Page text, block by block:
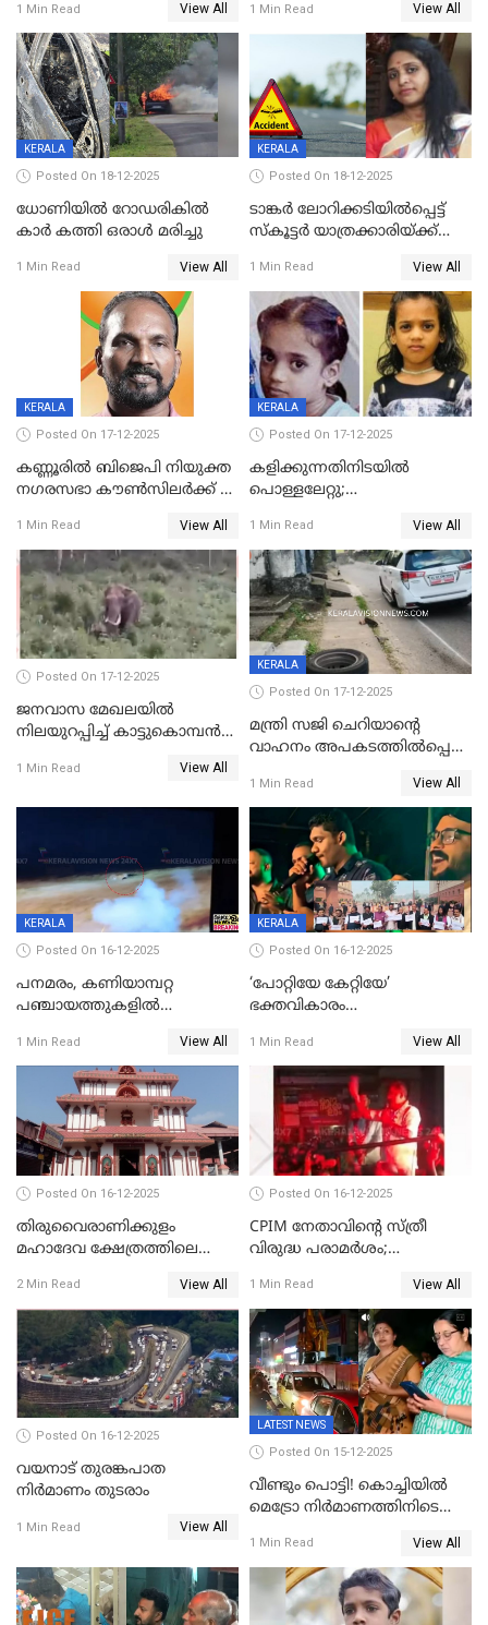
കരണത്തടിച്ചു; CC ടിവി
ദൃശ്യങ്ങൾ പുറത്ത്
1 Min Read View All
വാർഡിലെ എൽഡിഎഫ്
സ്ഥാനാർത്ഥി
1 Min Read View All
KERALA
Posted On 18-12-2025
ധോണിയിൽ റോഡരികിൽ
കാർ കത്തി ഒരാൾ മരിച്ചു
1 Min Read View All
KERALA
Posted On 18-12-2025
ടാങ്കർ ലോറിക്കടിയിൽപ്പെട്ട്
സ്കൂട്ടർ യാത്രക്കാരിയ്ക്ക്
കണ്ടോത്ത് ദേശീയ പാതയിൽ
1 Min Read View All
KERALA
Posted On 17-12-2025
കണ്ണൂരിൽ ബിജെപി നിയുക്ത
നഗരസഭാ കൗൺസിലർക്ക് 36
1 Min Read View All
KERALA
Posted On 17-12-2025
കളിക്കുന്നതിനിടയിൽ
പൊള്ളലേറ്റു;
ക്ലാസ് വിദ്യാർത്ഥിനി മരിച്ചു
1 Min Read View All
Posted On 17-12-2025
ജനവാസ മേഖലയില്‍
നിലയുറപ്പിച്ച് കാട്ടുകൊമ്പന്‍
1 Min Read View All
KERALA
Posted On 17-12-2025
മന്ത്രി സജി ചെറിയാന്റെ
വാഹനം അപകടത്തിൽപ്പെട്ടു;
രക്ഷപ്പെട്ടത് തലനാരിടയ്ക്ക്
1 Min Read View All
KERALA
Posted On 16-12-2025
പനമരം, കണിയാമ്പറ്റ
പഞ്ചായത്തുകളിൽ
സ്ഥാപനങ്ങൾക്ക് അവധി
1 Min Read View All
KERALA
Posted On 16-12-2025
‘പോറ്റിയേ കേറ്റിയേ’
ഭക്തവികാരം
ഡിജിപിക്ക് പരാതി; ശക്തമായ
നടപടി വേണമെന്നു
സിപിഐഎമ്മും
1 Min Read View All
Posted On 16-12-2025
തിരുവൈരാണിക്കുളം
മഹാദേവ ക്ഷേത്രത്തിലെ
ജനുവരി 2 ന് തുടക്കമാകും
2 Min Read View All
Posted On 16-12-2025
CPIM നേതാവിൻ്റെ സ്ത്രീ
വിരുദ്ധ പരാമർശം;
1 Min Read View All
Posted On 16-12-2025
വയനാട് തുരങ്കപാത
നിർമാണം തുടരാം
1 Min Read View All
LATEST NEWS
Posted On 15-12-2025
വീണ്ടും പൊട്ടി! കൊച്ചിയിൽ
മെട്രോ നിർമാണത്തിനിടെ
റോഡിൽ ഗതാഗത കുരുക്ക്,
കലൂർ സ്റ്റേഡിയം റോഡ്
ഉപരോധിച്ച് കോൺഗ്രസ്
1 Min Read View All